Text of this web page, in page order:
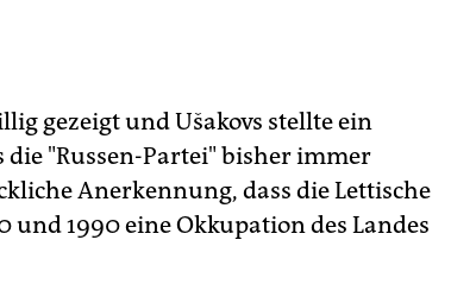
gezeigt und Ušakovs stellte ein
"Russen-Partei" bisher immer
Anerkennung, dass die Lettische
und 1990 eine Okkupation des Landes